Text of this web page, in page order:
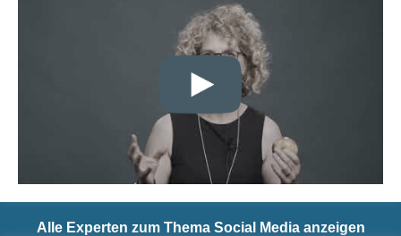
Alle Experten zum Thema Social Media anzeigen